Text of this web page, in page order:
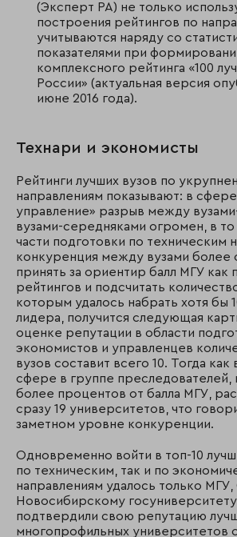
(Эксперт РА) не только
построения рейтингов по
учитываются наряду со
показателями при
комплексного рейтинга «100
России» (актуальная версия
июне 2016 года).
Технари и экономисты
Рейтинги лучших вузов по
направлениям показывают: в
управление» разрыв между
вузами-середняками огромен, в
части подготовки по техническим
конкуренция между вузами более
принять за ориентир балл МГУ как
рейтингов и подсчитать
которым удалось набрать хотя бы
лидера, получится следующая
оценке репутации в области
экономистов и управленцев
вузов составит всего 10. Тогда как
сфере в группе преследователей,
более процентов от балла МГУ,
сразу 19 университетов, что
заметном уровне конкуренции.
Одновременно войти в топ-10
по техническим, так и по
направлениям удалось только
Новосибирскому госуниверситету
подтвердили свою репутацию
многопрофильных университетов